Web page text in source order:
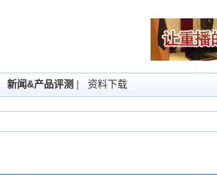
新闻&产品评测 | 资料下载